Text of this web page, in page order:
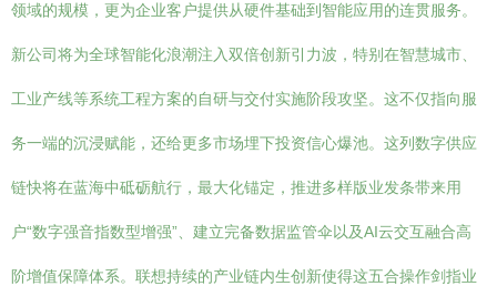
领域的规模，更为企业客户提供从硬件基础到智能应用的连贯服务。
新公司将为全球智能化浪潮注入双倍创新引力波，特别在智慧城市、
工业产线等系统工程方案的自研与交付实施阶段攻坚。这不仅指向服
务一端的沉浸赋能，还给更多市场埋下投资信心爆池。这列数字供应
链快将在蓝海中砥砺航行，最大化锚定，推进多样版业发条带来用
户“数字强音指数型增强”、建立完备数据监管伞以及AI云交互融合高
阶增值保障体系。联想持续的产业链内生创新使得这五合操作剑指业